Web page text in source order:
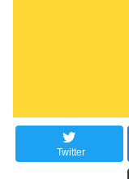
Twitter